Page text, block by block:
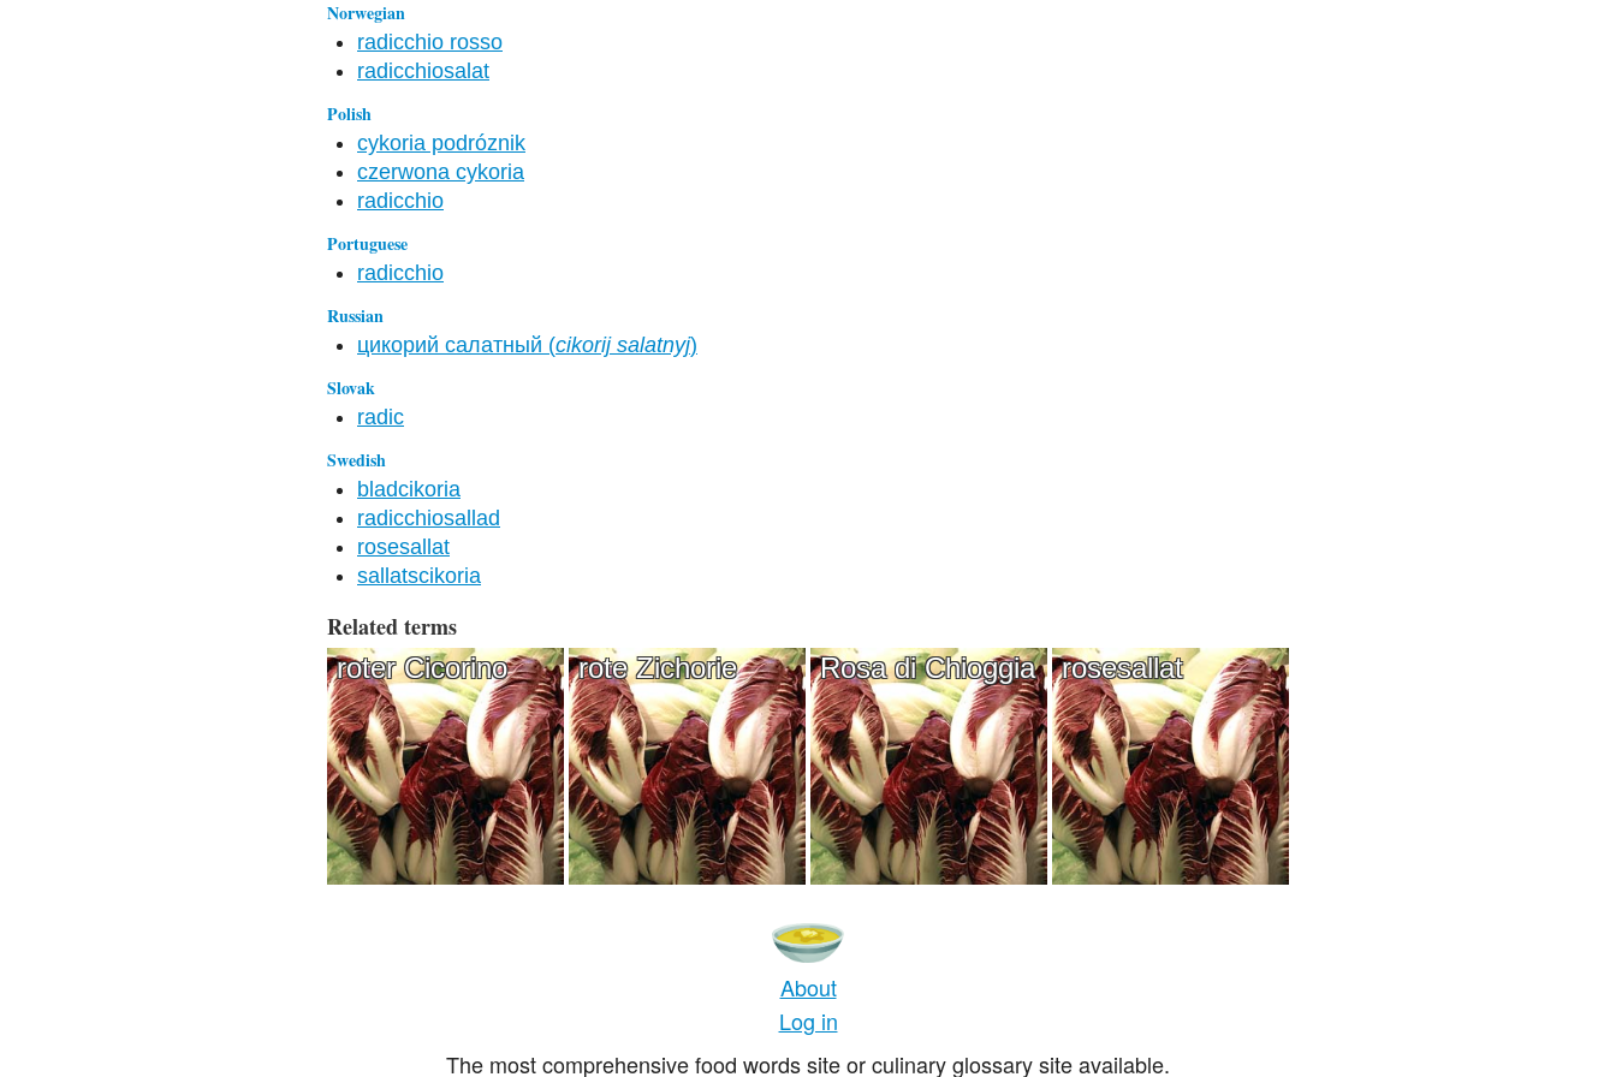
Norwegian
radicchio rosso
radicchiosalat
Polish
cykoria podróznik
czerwona cykoria
radicchio
Portuguese
radicchio
Russian
цикорий салатный (cikorij salatnyj)
Slovak
radic
Swedish
bladcikoria
radicchiosallad
rosesallat
sallatscikoria
Related terms
roter Cicorino rote Zichorie Rosa di Chioggia rosesallat
About
Log in
The most comprehensive food words site or culinary glossary site available.